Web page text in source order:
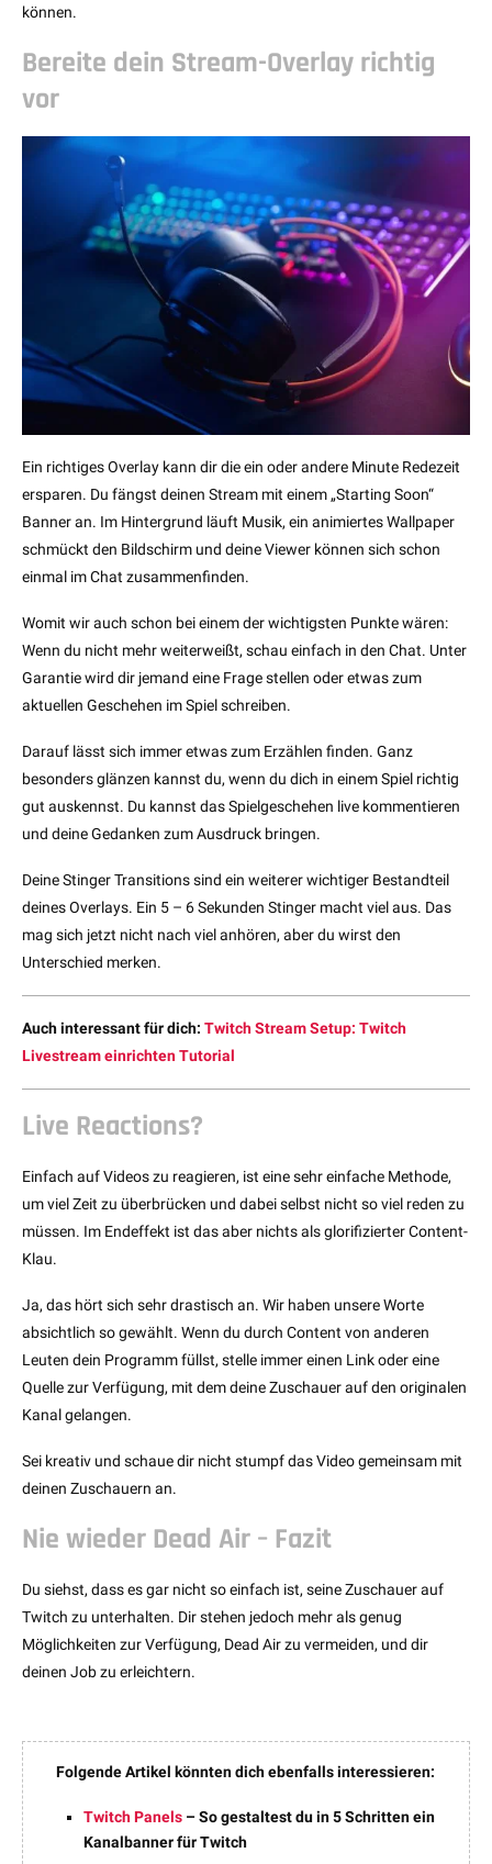
können.
Bereite dein Stream-Overlay richtig
vor
Ein richtiges Overlay kann dir die ein oder andere Minute Redezeit
ersparen. Du fängst deinen Stream mit einem „Starting Soon“
Banner an. Im Hintergrund läuft Musik, ein animiertes Wallpaper
schmückt den Bildschirm und deine Viewer können sich schon
einmal im Chat zusammenfinden.
Womit wir auch schon bei einem der wichtigsten Punkte wären:
Wenn du nicht mehr weiterweißt, schau einfach in den Chat. Unter
Garantie wird dir jemand eine Frage stellen oder etwas zum
aktuellen Geschehen im Spiel schreiben.
Darauf lässt sich immer etwas zum Erzählen finden. Ganz
besonders glänzen kannst du, wenn du dich in einem Spiel richtig
gut auskennst. Du kannst das Spielgeschehen live kommentieren
und deine Gedanken zum Ausdruck bringen.
Deine Stinger Transitions sind ein weiterer wichtiger Bestandteil
deines Overlays. Ein 5 – 6 Sekunden Stinger macht viel aus. Das
mag sich jetzt nicht nach viel anhören, aber du wirst den
Unterschied merken.
Auch interessant für dich: Twitch Stream Setup: Twitch
Livestream einrichten Tutorial
Live Reactions?
Einfach auf Videos zu reagieren, ist eine sehr einfache Methode,
um viel Zeit zu überbrücken und dabei selbst nicht so viel reden zu
müssen. Im Endeffekt ist das aber nichts als glorifizierter Content-
Klau.
Ja, das hört sich sehr drastisch an. Wir haben unsere Worte
absichtlich so gewählt. Wenn du durch Content von anderen
Leuten dein Programm füllst, stelle immer einen Link oder eine
Quelle zur Verfügung, mit dem deine Zuschauer auf den originalen
Kanal gelangen.
Sei kreativ und schaue dir nicht stumpf das Video gemeinsam mit
deinen Zuschauern an.
Nie wieder Dead Air – Fazit
Du siehst, dass es gar nicht so einfach ist, seine Zuschauer auf
Twitch zu unterhalten. Dir stehen jedoch mehr als genug
Möglichkeiten zur Verfügung, Dead Air zu vermeiden, und dir
deinen Job zu erleichtern.
Folgende Artikel könnten dich ebenfalls interessieren:
Twitch Panels – So gestaltest du in 5 Schritten ein
Kanalbanner für Twitch